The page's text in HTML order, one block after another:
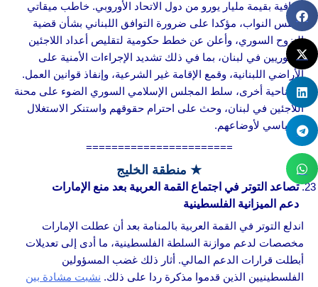
إضافية بقيمة مليار يورو من دول الاتحاد الأوروبي. خاطب ميقاتي
مجلس النواب، مؤكدا على ضرورة التوافق اللبناني بشأن قضية
النزوح السوري، وأعلن عن خطط حكومية لتقليص أعداد اللاجئين
السوريين في لبنان، بما في ذلك تشديد الإجراءات الأمنية على
الأراضي اللبنانية، وقمع الإقامة غير الشرعية، وإنفاذ قوانين العمل.
من ناحية أخرى، سلط المجلس الإسلامي السوري الضوء على محنة
اللاجئين في لبنان، وحث على احترام حقوقهم واستنكر الاستغلال
السياسي لأوضاعهم.
=======================
★ منطقة الخليج
تصاعد التوتر في اجتماع القمة العربية بعد منع الإمارات
دعم الميزانية الفلسطينية
اندلع التوتر في القمة العربية بالمنامة بعد أن عطلت الإمارات
مخصصات لدعم موازنة السلطة الفلسطينية، ما أدى إلى تعديلات
أبطلت قرارات الدعم المالي. أثار ذلك غضب المسؤولين
الفلسطينيين الذين قدموا مذكرة ردا على ذلك. نشبت مشادة بين